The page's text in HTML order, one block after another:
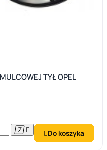
TYŁ OPEL
  Do koszyka